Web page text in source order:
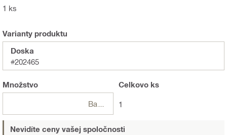
1 ks
Varianty produktu
Doska
#202465
Množstvo Celkovo ks
1
Nevidíte ceny vašej spoločnosti